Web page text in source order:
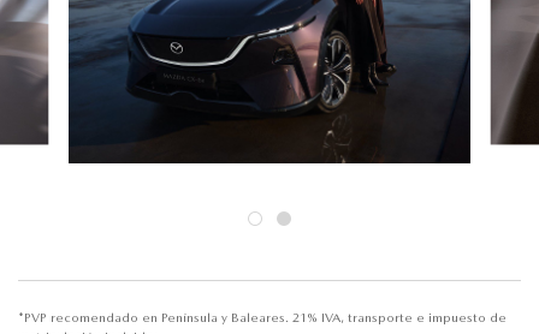
*PVP recomendado en Península y Baleares. 21% IVA, transporte e impuesto de